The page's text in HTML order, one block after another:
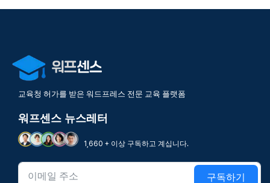
교육청 허가를 받은 워드프레스 전문 교육 플랫폼
워프센스 뉴스레터
1,660 + 이상 구독하고 계십니다.
구독하기